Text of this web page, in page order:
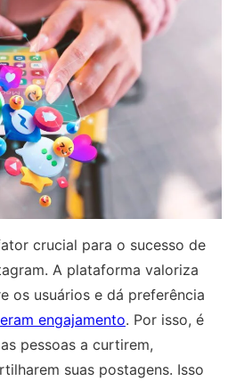
crucial para o sucesso de
A plataforma valoriza
os usuários e dá preferência
engajamento. Por isso, é
pessoas a curtirem,
suas postagens. Isso